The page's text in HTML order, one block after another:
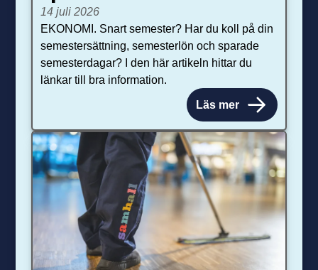
14 juli 2026
EKONOMI. Snart semester? Har du koll på din
semestersättning, semesterlön och sparade
semesterdagar? I den här artikeln hittar du
länkar till bra information.
Läs mer